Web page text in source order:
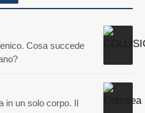
Cosa succede
in un solo corpo. Il